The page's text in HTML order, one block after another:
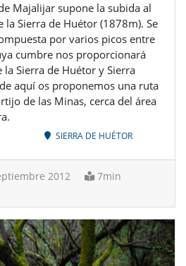
Majalijar supone la subida al
la Sierra de Huétor (1878m). Se
por varios picos entre
cumbre nos proporcionará
Sierra de Huétor y Sierra
aquí os proponemos una ruta
de las Minas, cerca del área
SIERRA DE HUÉTOR
2012
7min